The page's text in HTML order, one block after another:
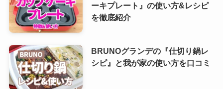
ーキプレート』の使い方&レシピ
を徹底紹介
BRUNOグランデの『仕切り鍋レ
シピ』と我が家の使い方を口コミ